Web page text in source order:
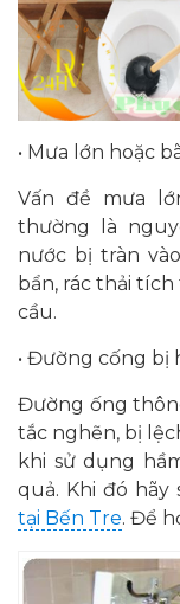
• Mưa lớn hoặc
Vấn đề mưa
thường là
nước bị tràn
bẩn, rác thải
cầu.
• Đường cống bị
Đường ống
tắc nghẽn, bị
khi sử dụng
quả. Khi đó
tại Bến Tre. Để